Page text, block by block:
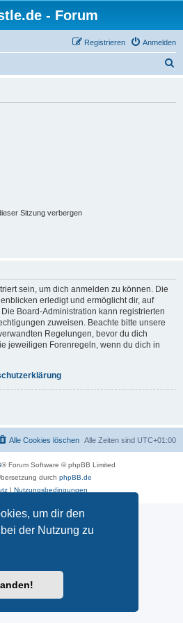
um dir den
der Nutzung zu
- Forum
Anmelden
Registrieren
Sitzung verbergen
sein, um dich anmelden zu können. Die
erledigt und ermöglicht dir, auf
Board-Administration kann registrierten
zuweisen. Beachte bitte unsere
Regelungen, bevor du dich
jeweiligen Forenregeln, wenn du dich in
Alle Zeiten sind UTC+01:00
Alle Cookies löschen
® Forum Software © phpBB Limited
durch phpBB.de
| Nutzungsbedingungen